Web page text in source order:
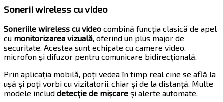
Sonerii wireless cu video
Soneriile wireless cu video combină funcția clasică de apel
cu monitorizarea vizuală, oferind un plus major de
securitate. Acestea sunt echipate cu camere video,
microfon și difuzor pentru comunicare bidirecțională.
Prin aplicația mobilă, poți vedea în timp real cine se află la
ușă și poți vorbi cu vizitatorii, chiar și de la distanță. Multe
modele includ detecție de mișcare și alerte automate.